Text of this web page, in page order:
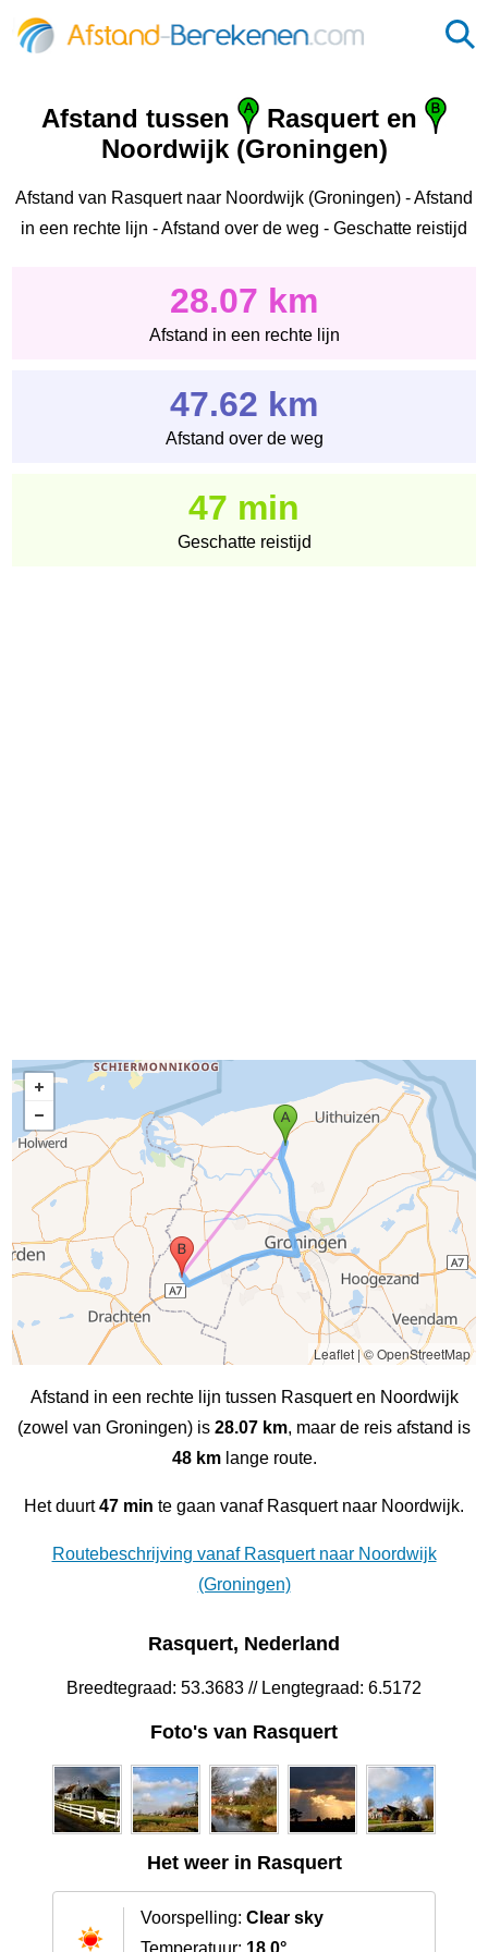
Afstand tussen
Rasquert en
Noordwijk (Groningen)
Afstand van Rasquert naar Noordwijk (Groningen) - Afstand
in een rechte lijn - Afstand over de weg - Geschatte reistijd
28.07 km
Afstand in een rechte lijn
47.62 km
Afstand over de weg
47 min
Geschatte reistijd
Leaflet|© OpenStreetMap
Afstand in een rechte lijn tussen Rasquert en Noordwijk
(zowel van Groningen) is 28.07 km, maar de reis afstand is
48 kmlange route.
Het duurt47 min te gaan vanaf Rasquert naar Noordwijk.
Routebeschrijving vanaf Rasquert naar Noordwijk
(Groningen)
Rasquert, Nederland
Breedtegraad: 53.3683 // Lengtegraad: 6.5172
Foto's van Rasquert
Het weer in Rasquert
Voorspelling: Clear sky